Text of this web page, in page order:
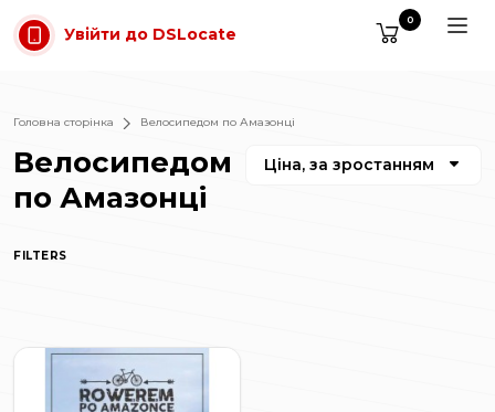
Перейти до основного вмісту
Увійти до DSLocate
0
Головна сторінка Велосипедом по Амазонці
Велосипедом
по Амазонці
Ціна, за зростанням
FILTERS